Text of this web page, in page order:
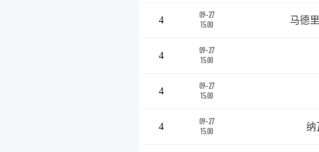
4
09-27
15:00
马德
4
09-27
15:00
4
09-27
15:00
4
09-27
15:00
纳